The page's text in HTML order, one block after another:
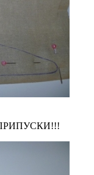
ПРИПУСКИ!!!